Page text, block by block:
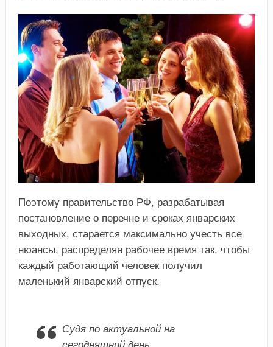
Поэтому правительство РФ, разрабатывая
постановление о перечне и сроках январских
выходных, старается максимально учесть все
нюансы, распределяя рабочее время так, чтобы
каждый работающий человек получил
маленький январский отпуск.
Судя по актуальной на